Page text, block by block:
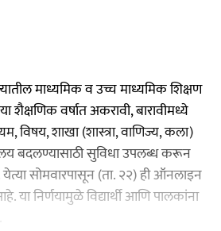
माध्यमिक व उच्च माध्यमिक शिक्षण
वर्षात अकरावी, बारावीमध्ये
विषय, शाखा (शास्त्रा, वाणिज्य, कला)
बदलण्यासाठी सुविधा उपलब्ध करून
सोमवारपासून (ता. २२) ही ऑनलाइन
या निर्णयामुळे विद्यार्थी आणि पालकांना